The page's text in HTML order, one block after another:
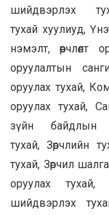
шийдвэрлэх
тухай хуулиуд,
нэмэлт, өөрчлөлт
оруулалтын
оруулах тухай,
оруулах тухай,
зүйн байдлын
тухай, Зөрчлийн
тухай, Зөрчил
оруулах
шийдвэрлэх